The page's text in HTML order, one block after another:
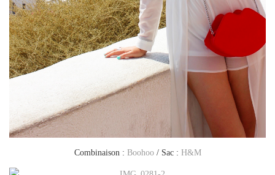
Combinaison : Boohoo/ Sac : H&M